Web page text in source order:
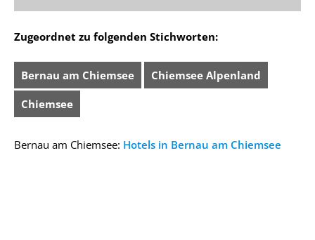
Zugeordnet zu folgenden Stichworten:
Bernau am Chiemsee Chiemsee Alpenland
Chiemsee
Bernau am Chiemsee: Hotels in Bernau am Chiemsee